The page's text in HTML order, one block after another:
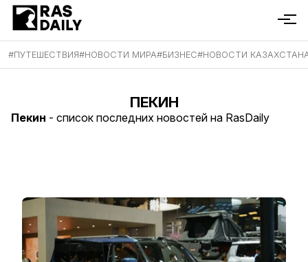
#ПУТЕШЕСТВИЯ#НОВОСТИ МИРА#БИЗНЕС#НОВОСТИ
ПЕКИН
Пекин - список последних новостей на RasDaily